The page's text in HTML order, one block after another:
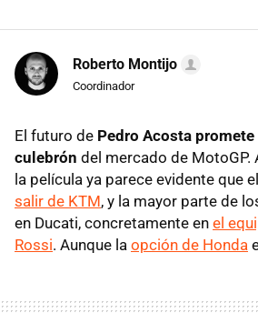
Roberto Montijo
Coordinador
El futuro de Pedro Acosta promete
culebrón del mercado de MotoGP.
la película ya parece evidente que
salir de KTM, y la mayor parte de
en Ducati, concretamente en el
Rossi. Aunque la opción de Honda